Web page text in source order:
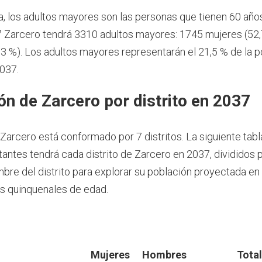
los adultos mayores son las personas que tienen 60
Zarcero tendrá 3310 adultos mayores: 1745 mujeres
%). Los adultos mayores representarán el 21,5 % de la
de Zarcero por distrito en 2037
está conformado por 7 distritos. La siguiente
tendrá cada distrito de Zarcero en 2037, divididos
del distrito para explorar su población proyectada
quinquenales de edad.
Mujeres Hombres Total